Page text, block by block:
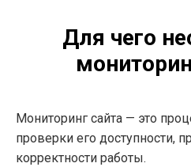
Для чего
Мониторинг сайта — это
проверки его доступности,
корректности работы.